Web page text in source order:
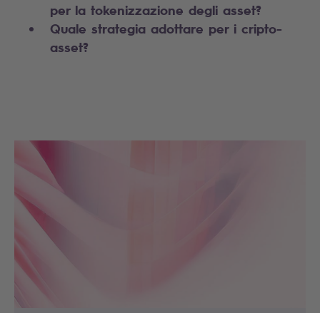
per la tokenizzazione degli asset?
Quale strategia adottare per i cripto-
asset?